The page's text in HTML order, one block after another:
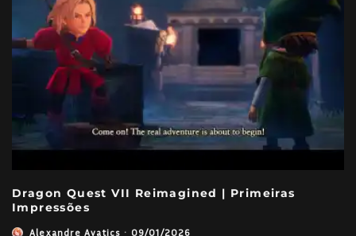
Dragon Quest VII Reimagined | Primeiras
Impressões
Alexandre Avatics · 09/01/2026